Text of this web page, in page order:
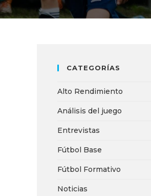
CATEGORÍAS
Alto Rendimiento
Análisis del juego
Entrevistas
Fútbol Base
Fútbol Formativo
Noticias